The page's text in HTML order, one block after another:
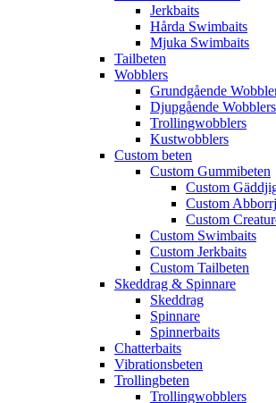
Jerkbaits
Hårda Swimbaits
Mjuka Swimbaits
Tailbeten
Wobblers
Grundgående
Djupgående Wobblers
Trollingwobblers
Kustwobblers
Custom beten
Custom Gummibeten
Custom
Custom
Custom
Custom Swimbaits
Custom Jerkbaits
Custom Tailbeten
Skeddrag & Spinnare
Skeddrag
Spinnare
Spinnerbaits
Chatterbaits
Vibrationsbeten
Trollingbeten
Trollingwobblers